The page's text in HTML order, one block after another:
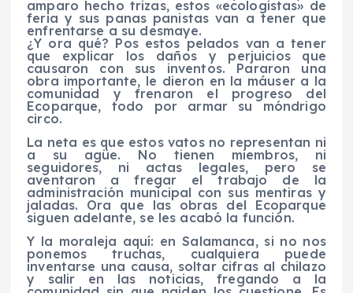
amparo hecho trizas, estos «ecologistas» de
feria y sus panas panistas van a tener que
enfrentarse a su desmaye.
¿Y ora qué? Pos estos pelados van a tener
que explicar los daños y perjuicios que
causaron con sus inventos. Pararon una
obra importante, le dieron en la máuser a la
comunidad y frenaron el progreso del
Ecoparque, todo por armar su móndrigo
circo.
La neta es que estos vatos no representan ni
a su agüe. No tienen miembros, ni
seguidores, ni actas legales, pero se
aventaron a fregar el trabajo de la
administración municipal con sus mentiras y
jaladas. Ora que las obras del Ecoparque
siguen adelante, se les acabó la función.
Y la moraleja aquí: en Salamanca, si no nos
ponemos truchas, cualquiera puede
inventarse una causa, soltar cifras al chilazo
y salir en las noticias, fregando a la